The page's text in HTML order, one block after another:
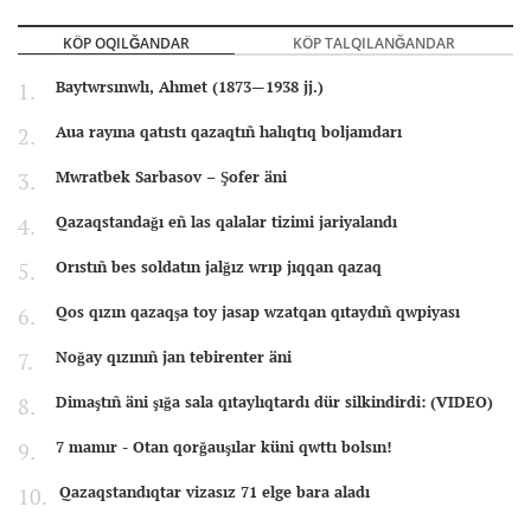
KÖP OQILĞANDAR KÖP TALQILANĞANDAR
Baytwrsınwlı, Ahmet (1873—1938 jj.)
Aua rayına qatıstı qazaqtıñ halıqtıq boljamdarı
Mwratbek Sarbasov – Şofer äni
Qazaqstandağı eñ las qalalar tizimi jariyalandı
Orıstıñ bes soldatın jalğız wrıp jıqqan qazaq
Qos qızın qazaqşa toy jasap wzatqan qıtaydıñ qwpiyası
Noğay qızınıñ jan tebirenter äni
Dimaştıñ äni şığa sala qıtaylıqtardı dür silkindirdi: (VIDEO)
7 mamır - Otan qorğauşılar küni qwttı bolsın!
Qazaqstandıqtar vizasız 71 elge bara aladı